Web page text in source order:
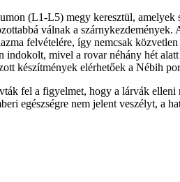
(L1-L5) megy keresztül, amelyek
válnak a
felvételére, így nemcsak
indokolt, mivel a rovar néhány hét
készítmények elérhetőek a Nébih
fel a figyelmet, hogy a lárvák elleni
egészségre nem jelent veszélyt, a